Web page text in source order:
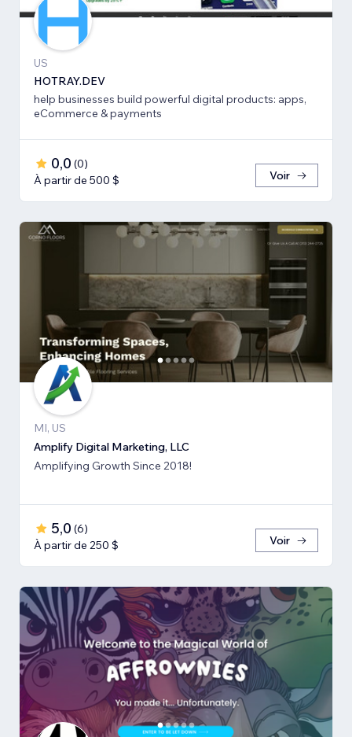
US
HOTRAY.DEV
help businesses build powerful digital products: apps,
eCommerce & payments
0,0 (0)
À partir de 500 $
Voir
MI, US
Amplify Digital Marketing, LLC
Amplifying Growth Since 2018!
5,0 (6)
À partir de 250 $
Voir